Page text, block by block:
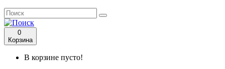
0
Корзина
В корзине пусто!